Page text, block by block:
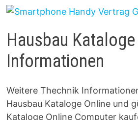
Hausbau
Informationen
Weitere Thechnik
Hausbau Kataloge Online und
Kataloge Online Computer